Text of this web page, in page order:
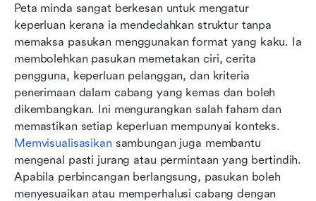
Peta minda sangat berkesan untuk mengatur
keperluan kerana ia mendedahkan struktur tanpa
memaksa pasukan menggunakan format yang kaku. Ia
membolehkan pasukan memetakan ciri, cerita
pengguna, keperluan pelanggan, dan kriteria
penerimaan dalam cabang yang kemas dan boleh
dikembangkan. Ini mengurangkan salah faham dan
Memvisualisasikan sambungan juga membantu
mengenal pasti jurang atau permintaan yang bertindih.
Apabila perbincangan berlangsung, pasukan boleh
menyesuaikan atau memperhalusi cabang dengan